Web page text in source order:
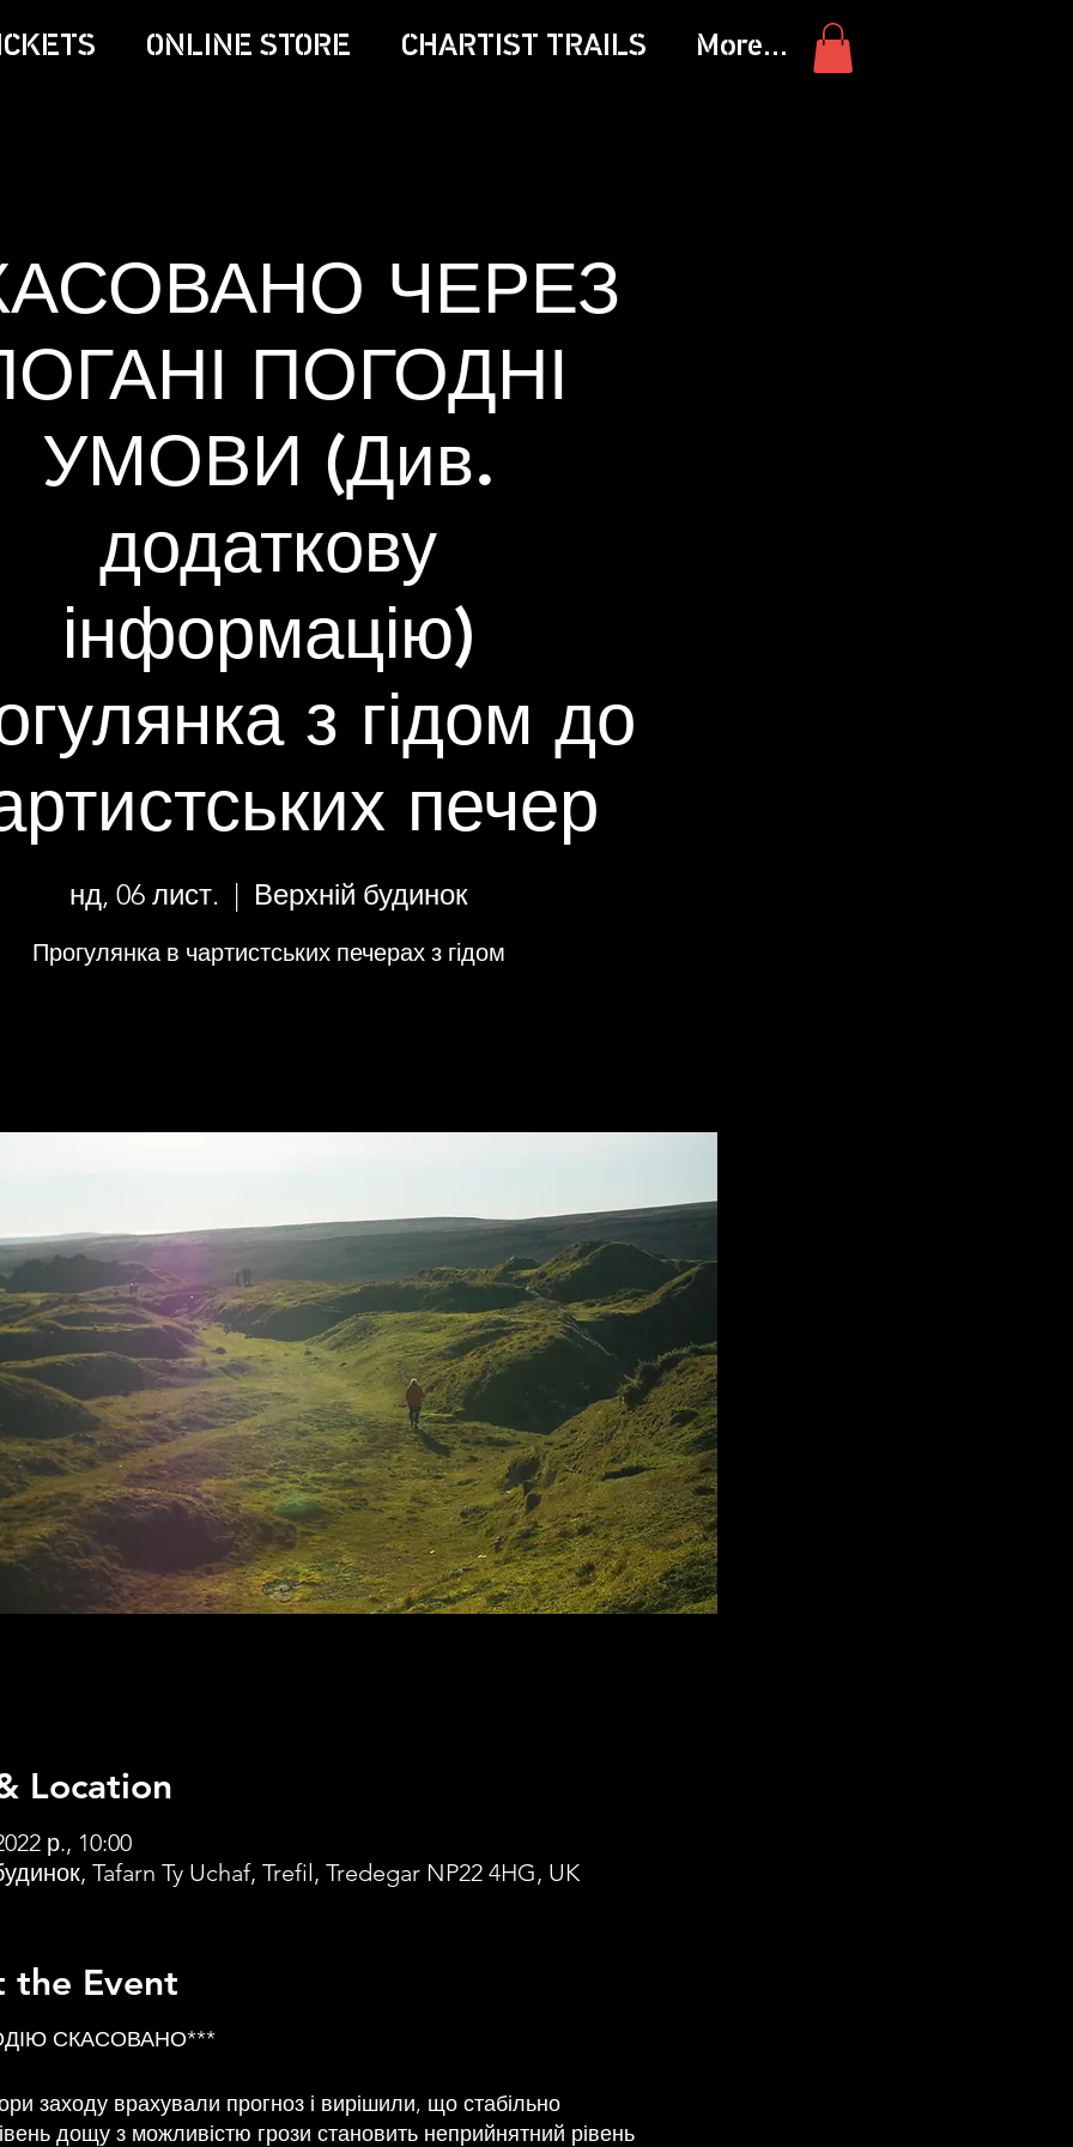
ONLINE STORE CHARTIST TRAILS More...
ЧЕРЕЗ
ПОГОДНІ
УМОВИ (Див.
додаткову
інформацію)
з гідом до
печер
нд, 06 лист.
  |
Верхній будинок
Прогулянка в чартистських печерах з гідом
Location
р., 10:00
Tafarn Ty Uchaf, Trefil, Tredegar NP22 4HG, UK
the Event
СКАСОВАНО***
заходу врахували прогноз і вирішили, що стабільно
дощу з можливістю грози становить неприйнятний рівень